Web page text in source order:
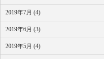
2019年7月 (4)
2019年6月 (3)
2019年5月 (4)